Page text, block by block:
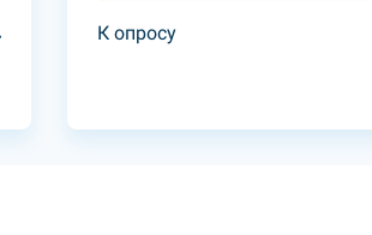
К опросу